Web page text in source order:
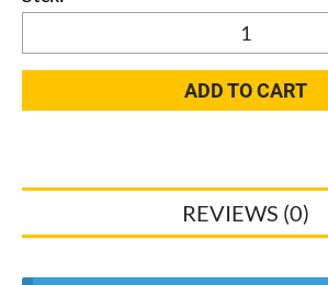
RAL
DIN
x
mm
-
ADD TO CART
REVIEWS (0)